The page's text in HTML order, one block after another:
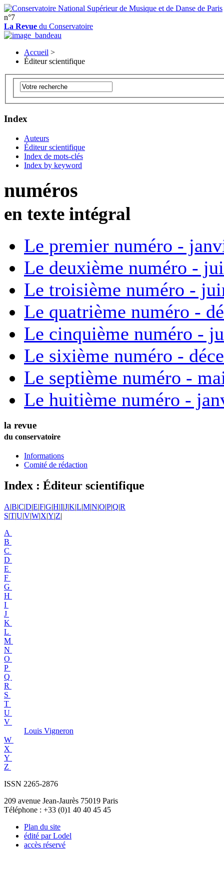
n°7
La Revue du Conservatoire
Accueil >
Éditeur scientifique
Index
Auteurs
Éditeur scientifique
Index de mots-clés
Index by keyword
numéros
en texte intégral
Le premier numéro -
Le deuxième numéro -
Le troisième numéro -
Le quatrième numéro -
Le cinquième numéro -
Le sixième numéro -
Le septième numéro -
Le huitième numéro -
la revue
du conservatoire
Informations
Comité de rédaction
Index : Éditeur scientifique
A|B|C|D|E|F|G|H|I|J|K|L|M|N|O|P|Q|R
S|T|U|V|W|X|Y|Z|
A
B
C
D
E
F
G
H
I
J
K
L
M
N
O
P
Q
R
S
T
U
V
Louis Vigneron
W
X
Y
Z
ISSN 2265-2876
209 avenue Jean-Jaurès 75019 Paris
Téléphone : +33 (0)1 40 40 45 45
Plan du site
édité par Lodel
accès réservé